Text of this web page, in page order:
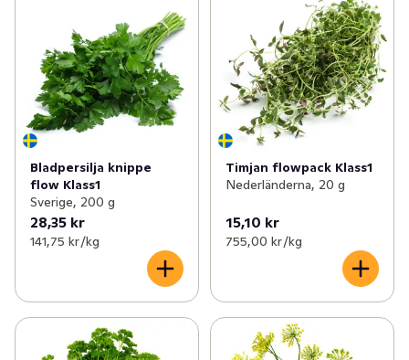
Bladpersilja knippe
flow Klass1
Sverige, 200 g
28,35 kr
141,75 kr /kg
Timjan flowpack Klass1
Nederländerna, 20 g
15,10 kr
755,00 kr /kg